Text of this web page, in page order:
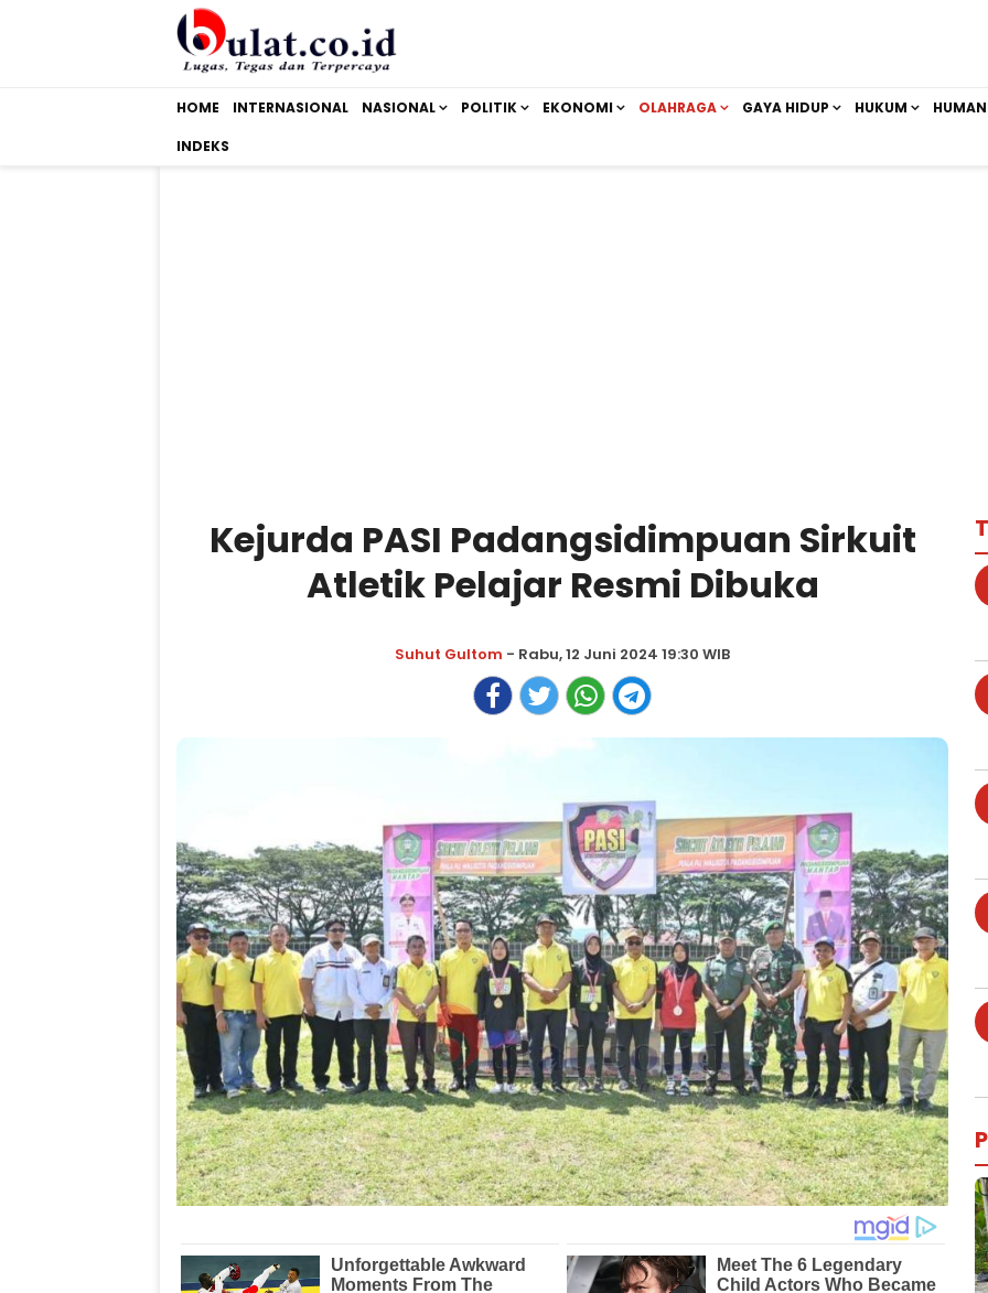
HOME INTERNASIONAL NASIONAL POLITIK EKONOMI OLAHRAGA GAYA HIDUP HUKUM
INDEKS
Kejurda PASI Padangsidimpuan Sirkuit
Atletik Pelajar Resmi Dibuka
Suhut Gultom - Rabu, 12 Juni 2024 19:30 WIB